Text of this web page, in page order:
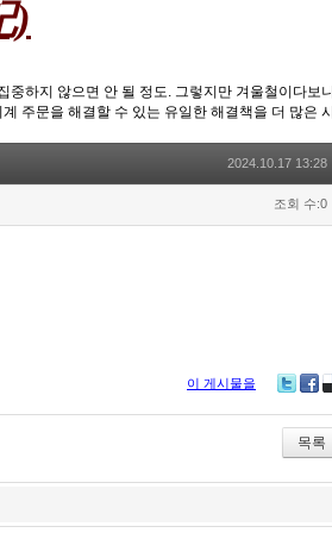
)
하지 않으면 안 될 정도. 그렇지만 겨울철이다보니
주문을 해결할 수 있는 유일한 해결책을 더 많은 시
2024.10.17 13:28
조회 수:0
이 게시물을
bo
ok
ou
s
목록